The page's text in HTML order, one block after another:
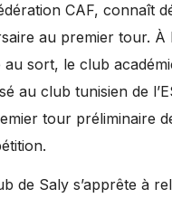
CAF, connaît
au premier tour. À
au sort, le club
au club tunisien de
tour préliminaire
de Saly s’apprête à